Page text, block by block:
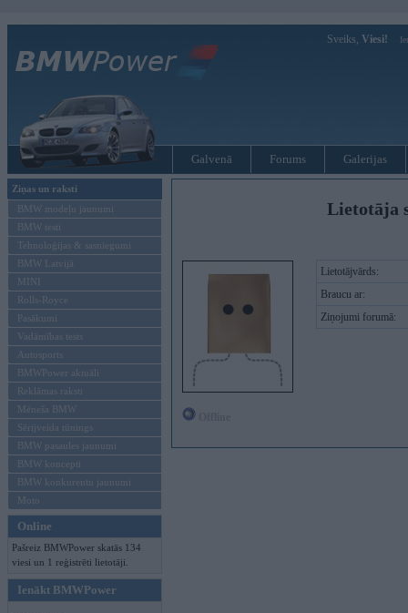
Sveiks, Viesi!
Galvenā Forums Galerijas
Ziņas un raksti
BMW modeļu jaunumi
BMW testi
Tehnoloģijas & sasniegumi
BMW Latvijā
MINI
Rolls-Royce
Pasākumi
Vadāmības tests
Autosports
BMWPower aktuāli
Reklāmas raksti
Mēneša BMW
Sērijveida tūnings
BMW pasaules jaunumi
BMW koncepti
BMW konkurentu jaunumi
Moto
Online
Pašreiz BMWPower skatās 134
viesi un 1 reģistrēti lietotāji.
Ienākt BMWPower
Lietotāja
Lietotājvārds:
Braucu ar:
Ziņojumi forumā: